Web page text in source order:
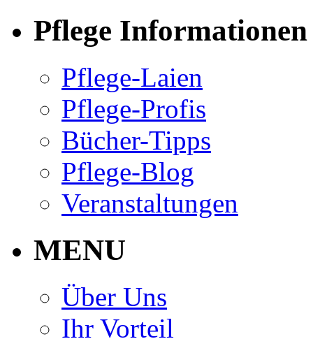
Pflege Informationen
Pflege-Laien
Pflege-Profis
Bücher-Tipps
Pflege-Blog
Veranstaltungen
MENU
Über Uns
Ihr Vorteil